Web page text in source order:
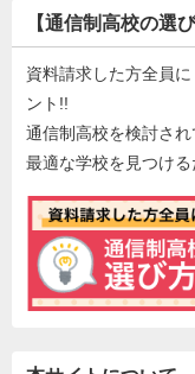
【通信制高校の選
資料請求した方全員
ント!!
通信制高校を検討され
最適な学校を見つける